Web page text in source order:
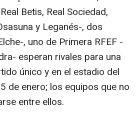
Betis, Real Sociedad,
y Leganés-, dos
, uno de Primera RFEF -
esperan rivales para una
único y en el estadio del
de enero; los equipos que no
entre ellos.